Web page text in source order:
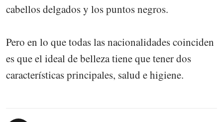
cabellos delgados y los puntos negros.
Pero en lo que todas las nacionalidades coinciden
es que el ideal de belleza tiene que tener dos
características principales, salud e higiene.